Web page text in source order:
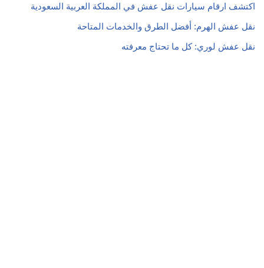
اكتشف ارقام سيارات نقل عفش في المملكة العربية السعودية
نقل عفش الهرم: أفضل الطرق والخدمات المتاحة
نقل عفش لوري: كل ما تحتاج معرفته